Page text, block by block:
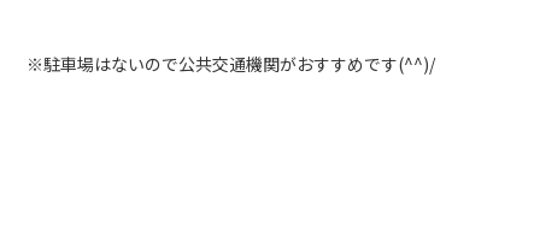
※駐車場はないので公共交通機関がおすすめです(^^)/